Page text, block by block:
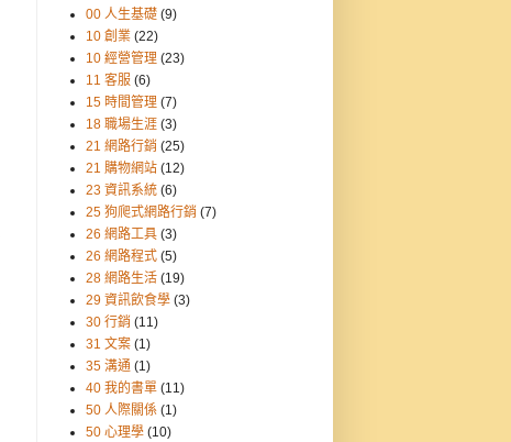
00 人生基礎 (9)
10 創業 (22)
10 經營管理 (23)
11 客服 (6)
15 時間管理 (7)
18 職場生涯 (3)
21 網路行銷 (25)
21 購物網站 (12)
23 資訊系統 (6)
25 狗爬式網路行銷 (7)
26 網路工具 (3)
26 網路程式 (5)
28 網路生活 (19)
29 資訊飲食學 (3)
30 行銷 (11)
31 文案 (1)
35 溝通 (1)
40 我的書單 (11)
50 人際關係 (1)
50 心理學 (10)